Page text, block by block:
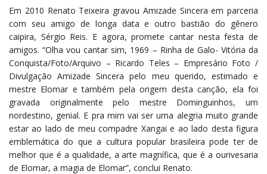
Em 2010 Renato Teixeira gravou Amizade Sincera em parceria
com seu amigo de longa data e outro bastião do gênero
caipira, Sérgio Reis. E agora, promete cantar nesta festa de
amigos. “Olha vou cantar sim, 1969 – Rinha de Galo- Vitória da
Conquista/Foto/Arquivo – Ricardo Teles – Empresário Foto /
Divulgação Amizade Sincera pelo meu querido, estimado e
mestre Elomar e também pela origem desta canção, ela foi
gravada originalmente pelo mestre Dominguinhos, um
nordestino, genial. E pra mim vai ser uma alegria muito grande
estar ao lado de meu compadre Xangai e ao lado desta figura
emblemática do que a cultura popular brasileira pode ter de
melhor que é a qualidade, a arte magnífica, que é a ourivesaria
de Elomar, a magia de Elomar”, conclui Renato.